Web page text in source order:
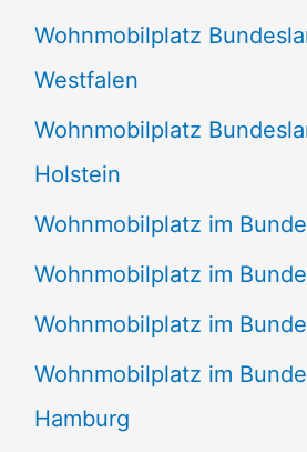
Wohnmobilplatz
Westfalen
Wohnmobilplatz
Holstein
Wohnmobilplatz im
Wohnmobilplatz im
Wohnmobilplatz im
Wohnmobilplatz im
Hamburg